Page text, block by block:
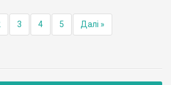
3 4 5 Далі »